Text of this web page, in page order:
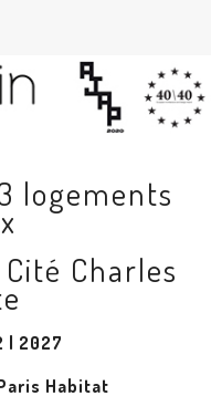
logements
Charles
| 2027
Habitat